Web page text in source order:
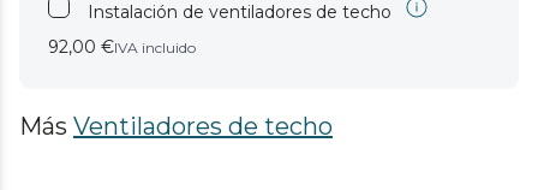
Instalación de ventiladores de techo
92,00 €IVA incluido
Más Ventiladores de techo